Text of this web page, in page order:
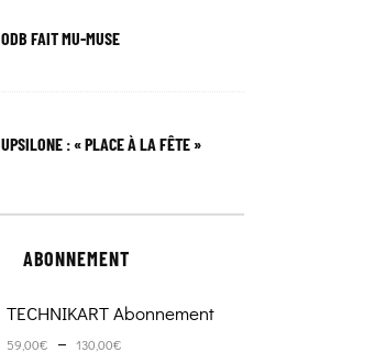
ODB FAIT MU-MUSE
UPSILONE : « PLACE À LA FÊTE »
ABONNEMENT
TECHNIKART Abonnement
59,00€ – 130,00€